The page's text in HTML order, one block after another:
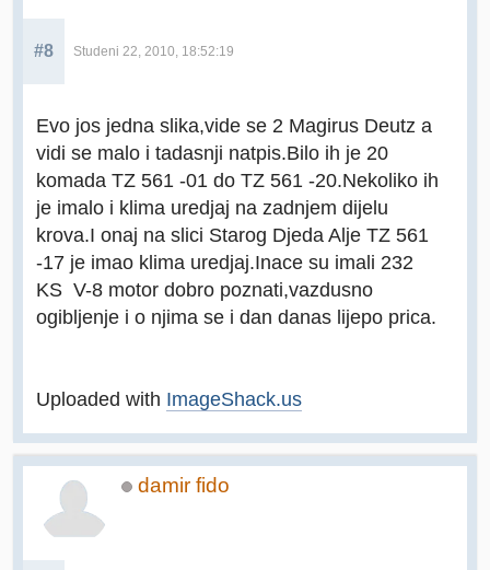
#8 Studeni 22, 2010, 18:52:19
Evo jos jedna slika,vide se 2 Magirus Deutz a
vidi se malo i tadasnji natpis.Bilo ih je 20
komada TZ 561 -01 do TZ 561 -20.Nekoliko ih
je imalo i klima uredjaj na zadnjem dijelu
krova.I onaj na slici Starog Djeda Alje TZ 561
-17 je imao klima uredjaj.Inace su imali 232
KS V-8 motor dobro poznati,vazdusno
ogibljenje i o njima se i dan danas lijepo prica.
Uploaded with ImageShack.us
damir fido